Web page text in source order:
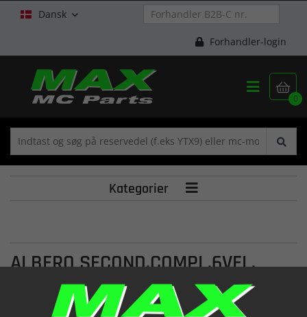
Dansk 
Forhandler-login

0

Kategorier 
ALBERO SECOND.COMPL.6VEL.
(01.4050.0
(3401790 000)